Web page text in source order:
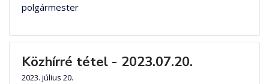
polgármester
Közhírré tétel - 2023.07.20.
2023. július 20.